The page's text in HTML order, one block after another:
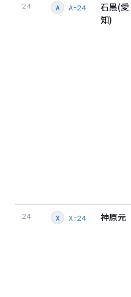
24 A A-24
石黒(愛
知)
24 X X-24 神原元